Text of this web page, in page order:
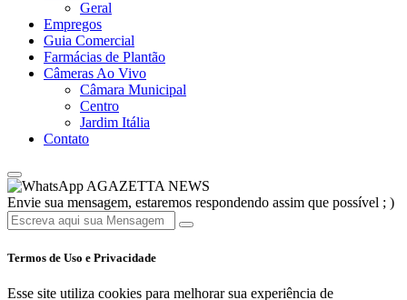
Geral
Empregos
Guia Comercial
Farmácias de Plantão
Câmeras Ao Vivo
Câmara Municipal
Centro
Jardim Itália
Contato
AGAZETTA NEWS
Envie sua mensagem, estaremos respondendo assim que possível ; )
Termos de Uso e Privacidade
Esse site utiliza cookies para melhorar sua experiência de